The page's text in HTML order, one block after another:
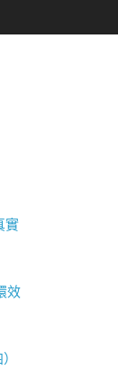
實
效